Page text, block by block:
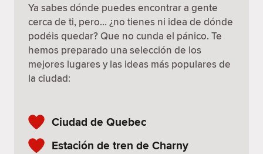
Ya sabes dónde puedes encontrar a gente
cerca de ti, pero… ¿no tienes ni idea de dónde
podéis quedar? Que no cunda el pánico. Te
hemos preparado una selección de los
mejores lugares y las ideas más populares de
la ciudad:
Ciudad de Quebec
Estación de tren de Charny